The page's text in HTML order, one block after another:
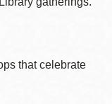
that celebrate